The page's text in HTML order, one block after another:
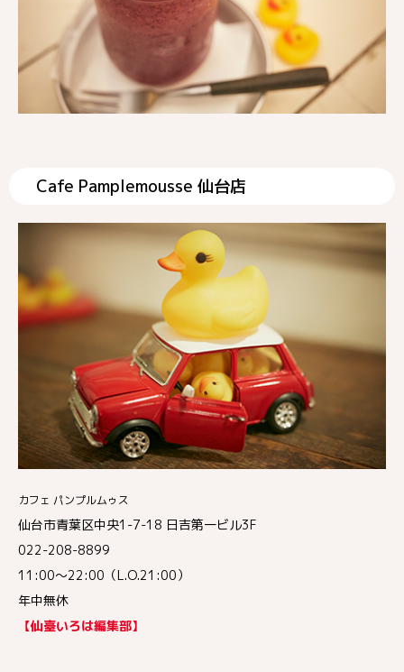
Cafe Pamplemousse 仙台店
カフェ パンプルムゥス
仙台市青葉区中央1-7-18 日吉第一ビル3F
022-208-8899
11:00～22:00（L.O.21:00）
年中無休
【仙臺いろは編集部】